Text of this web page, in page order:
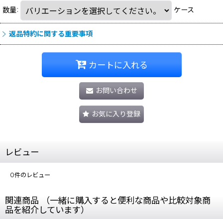
数量: ケース
返品特約に関する重要事項
カートに入れる
お問い合わせ
お気に入り登録
レビュー
0件のレビュー
関連商品 （一緒に購入すると便利な商品や比較対象商
品を紹介しています）